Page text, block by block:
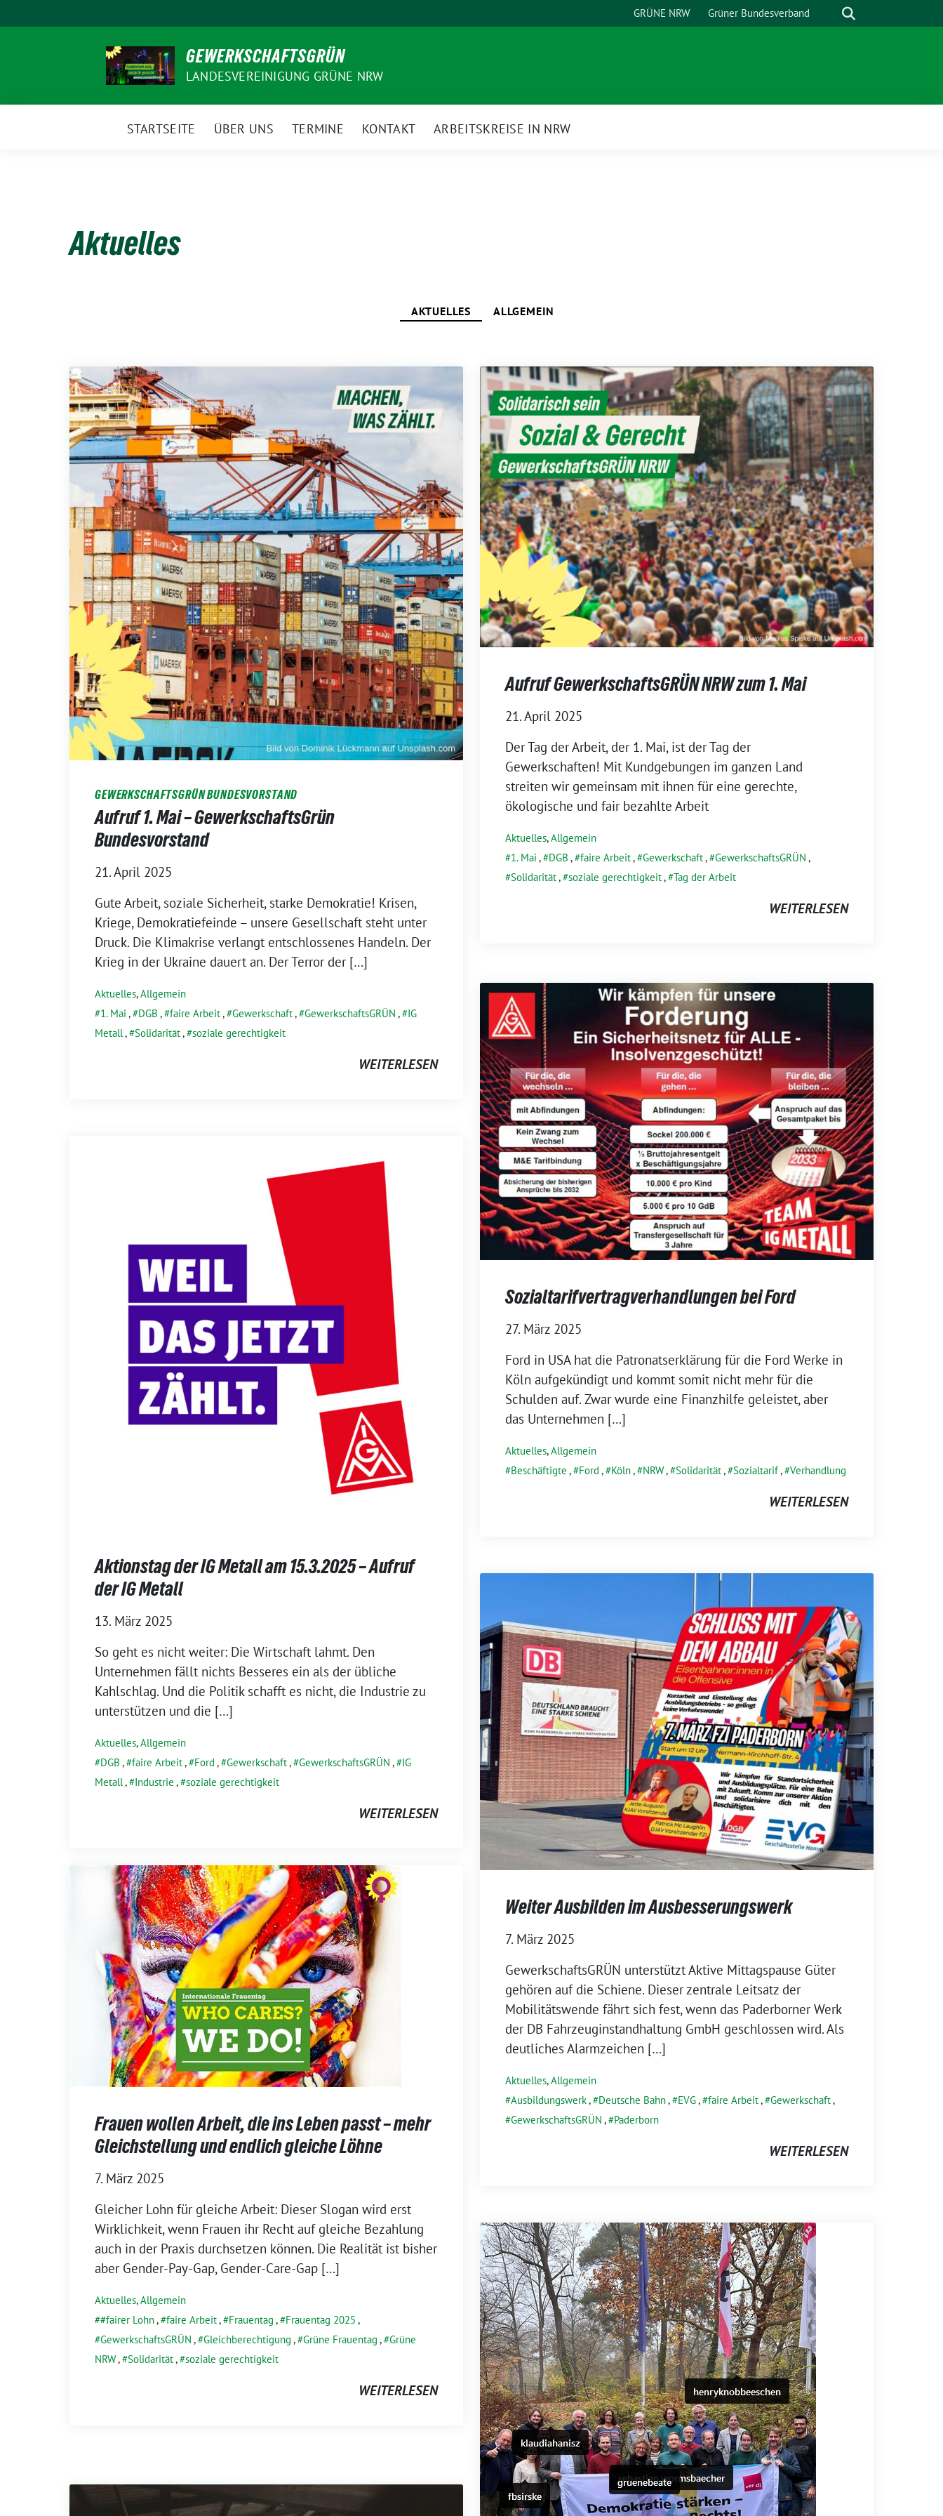
zum
GRÜNE NRW Grüner Bundesverband Suche
GEWERKSCHAFTSGRÜN
LANDESVEREINIGUNG GRÜNE NRW
STARTSEITE ÜBER UNS TERMINE KONTAKT ARBEITSKREISE IN NRW
Aktuelles
AKTUELLES ALLGEMEIN
GEWERKSCHAFTSGRÜN BUNDESVORSTAND
Aufruf 1. Mai – GewerkschaftsGrün
Bundesvorstand
21. April 2025
Gute Arbeit, soziale Sicherheit, starke Demokratie! Krisen,
Kriege, Demokratiefeinde – unsere Gesellschaft steht unter
Druck. Die Klimakrise verlangt entschlossenes Handeln. Der
Krieg in der Ukraine dauert an. Der Terror der […]
Aktuelles,Allgemein
1. Mai , DGB , faire Arbeit, Gewerkschaft, GewerkschaftsGRÜN ,
IG
Metall, Solidarität, soziale gerechtigkeit
WEITERLESEN
Aufruf GewerkschaftsGRÜN NRW zum 1. Mai
21. April 2025
Der Tag der Arbeit, der 1. Mai, ist der Tag der
Gewerkschaften! Mit Kundgebungen im ganzen Land
streiten wir gemeinsam mit ihnen für eine gerechte,
ökologische und fair bezahlte Arbeit
Aktuelles,Allgemein
1. Mai , DGB , faire Arbeit, Gewerkschaft, GewerkschaftsGRÜN ,
Solidarität, soziale gerechtigkeit, Tag der Arbeit
WEITERLESEN
Sozialtarifvertragverhandlungen bei Ford
27. März 2025
Ford in USA hat die Patronatserklärung für die Ford Werke in
Köln aufgekündigt und kommt somit nicht mehr für die
Schulden auf. Zwar wurde eine Finanzhilfe geleistet, aber
das Unternehmen […]
Aktuelles,Allgemein
Beschäftigte , Ford , Köln, NRW, Solidarität, Sozialtarif, Verhandlung
WEITERLESEN
Aktionstag der IG Metall am 15.3.2025 – Aufruf
der IG Metall
13. März 2025
So geht es nicht weiter: Die Wirtschaft lahmt. Den
Unternehmen fällt nichts Besseres ein als der übliche
Kahlschlag. Und die Politik schafft es nicht, die Industrie zu
unterstützen und die […]
Aktuelles,Allgemein
DGB , faire Arbeit, Ford , Gewerkschaft, GewerkschaftsGRÜN ,
IG
Metall, Industrie , soziale gerechtigkeit
WEITERLESEN
Weiter Ausbilden im Ausbesserungswerk
7. März 2025
GewerkschaftsGRÜN unterstützt Aktive Mittagspause Güter
gehören auf die Schiene. Dieser zentrale Leitsatz der
Mobilitätswende fährt sich fest, wenn das Paderborner Werk
der DB Fahrzeuginstandhaltung GmbH geschlossen wird. Als
deutliches Alarmzeichen […]
Aktuelles,Allgemein
Ausbildungswerk, Deutsche Bahn, EVG, faire Arbeit, Gewerkschaft,
GewerkschaftsGRÜN , Paderborn
WEITERLESEN
Frauen wollen Arbeit, die ins Leben passt – mehr
Gleichstellung und endlich gleiche Löhne
7. März 2025
Gleicher Lohn für gleiche Arbeit: Dieser Slogan wird erst
Wirklichkeit, wenn Frauen ihr Recht auf gleiche Bezahlung
auch in der Praxis durchsetzen können. Die Realität ist bisher
aber Gender-Pay-Gap, Gender-Care-Gap […]
Aktuelles,Allgemein
#fairer Lohn, faire Arbeit, Frauentag , Frauentag 2025 ,
GewerkschaftsGRÜN , Gleichberechtigung , Grüne Frauentag , Grüne
NRW, Solidarität, soziale gerechtigkeit
WEITERLESEN